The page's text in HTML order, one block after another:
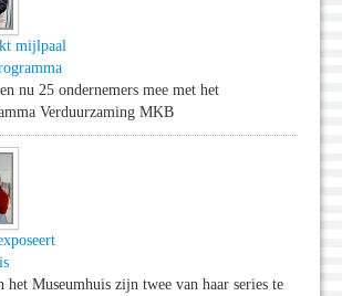
mijlpaal
nu 25 ondernemers mee met het
Verduurzaming MKB
Museumhuis zijn twee van haar series te